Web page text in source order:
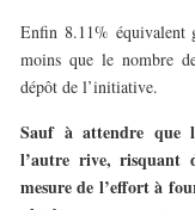
Enfin 8.11% équivalent
moins que le nombre
dépôt de l’initiative.
Sauf à attendre que
l’autre rive, risquant
mesure de l’effort à